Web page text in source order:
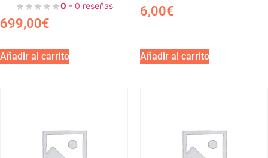
0 - 0 reseñas
699,00€
Añadir al carrito
6,00€
Añadir al carrito